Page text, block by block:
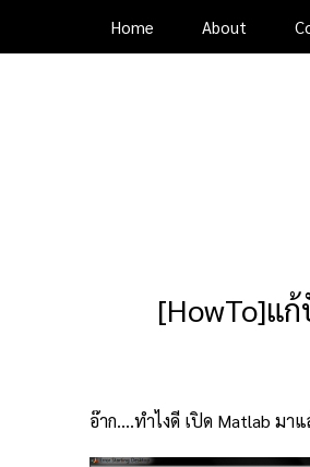
Home About
[HowTo]แ
อ๊าก….ทำไงดี เปิด Matlab มา